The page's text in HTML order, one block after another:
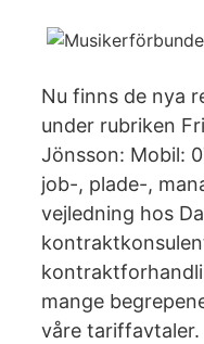
Nu finns de nya
under rubriken
Jönsson: Mobil:
job-, plade-,
vejledning hos
mange
våre